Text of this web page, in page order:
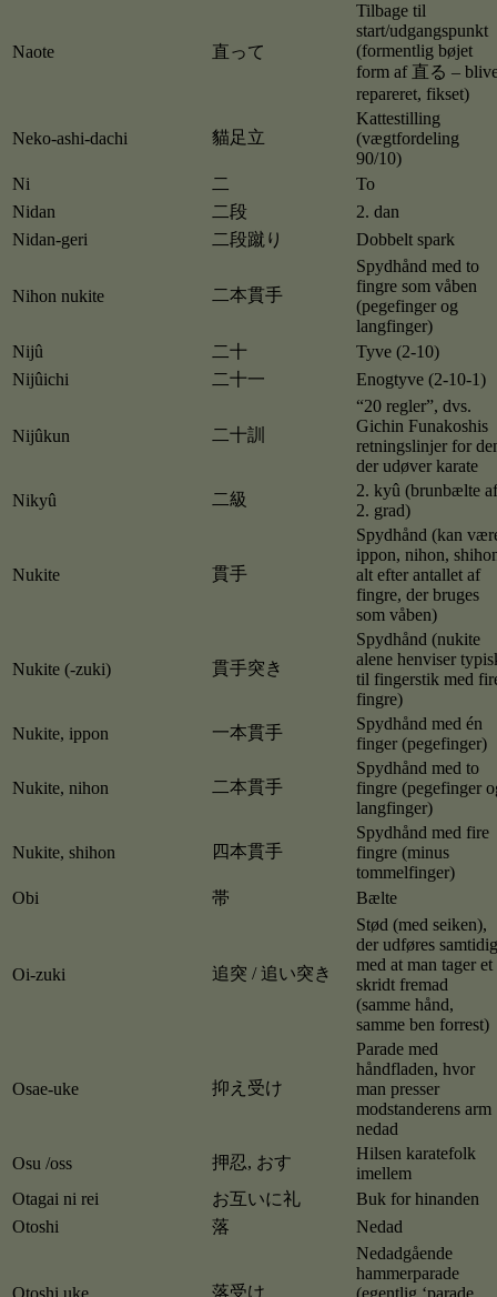
Naote 直って
Tilbage til
start/udgangspunkt
(formentlig bøjet
form af 直る –
repareret, fikset)
Neko-ashi-dachi 貓足立
Kattestilling
(vægtfordeling
90/10)
Ni
二
To
Nidan
二段
2. dan
Nidan-geri
二段蹴り Dobbelt spark
Nihon nukite 二本貫手
Spydhånd med to
fingre som våben
(pegefinger og
langfinger)
Nijû
二十
Tyve (2-10)
Nijûichi
二十一 Enogtyve (2-10-1)
Nijûkun 二十訓
“20 regler”, dvs.
Gichin Funakoshis
retningslinjer for
der udøver karate
Nikyû
二級
2. kyû (brunbælte af
2. grad)
Nukite 貫手
Spydhånd (kan
ippon, nihon,
alt efter antallet af
fingre, der bruges
som våben)
Nukite (-zuki) 貫手突き
Spydhånd (nukite
alene henviser
til fingerstik med
fingre)
Nukite, ippon
一本貫手
Spydhånd med én
finger (pegefinger)
Nukite, nihon 二本貫手
Spydhånd med to
fingre (pegefinger
langfinger)
Nukite, shihon 四本貫手
Spydhånd med fire
fingre (minus
tommelfinger)
Obi
帯 Bælte
Oi-zuki 追突 / 追い突き
Stød (med seiken),
der udføres samtidig
med at man tager et
skridt fremad
(samme hånd,
samme ben forrest)
Osae-uke 抑え受け
Parade med
håndfladen, hvor
man presser
modstanderens arm
nedad
Osu /oss
押忍, おす
Hilsen karatefolk
imellem
Otagai ni rei
お互いに礼
Buk for hinanden
Otoshi
落 Nedad
落受け
Nedadgående
hammerparade